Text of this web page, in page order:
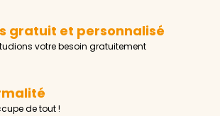
gratuit et personnalisé
votre besoin gratuitement
de tout !